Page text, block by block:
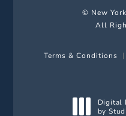
© New
All
Terms & Conditions
Digital
by